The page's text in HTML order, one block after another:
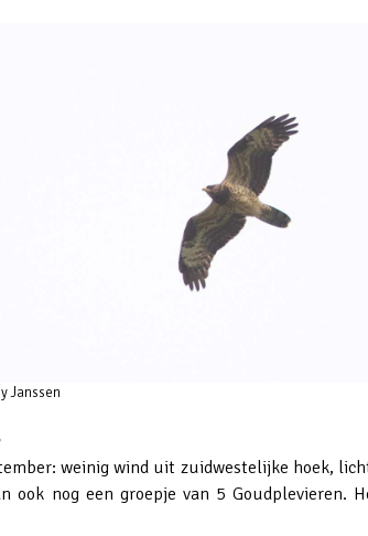
Janssen
weinig wind uit zuidwestelijke hoek,
ook nog een groepje van 5